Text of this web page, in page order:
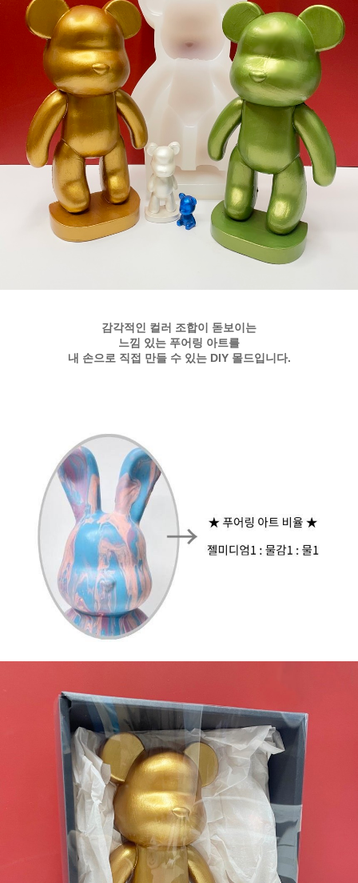
감각적인 컬러 조합이 돋보이는
느낌 있는 푸어링 아트를
내 손으로 직접 만들 수 있는 DIY 몰드입니다.